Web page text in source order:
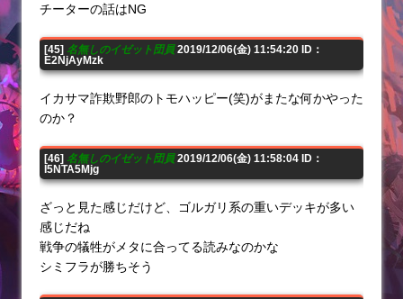
チーターの話はNG
[45] 名無しのイゼット団員2019/12/06(金) 11:54:20 ID：
E2NjAyMzk
イカサマ詐欺野郎のトモハッピー(笑)がまたな何かやった
のか？
[46] 名無しのイゼット団員2019/12/06(金) 11:58:04 ID：
I5NTA5Mjg
ざっと見た感じだけど、ゴルガリ系の重いデッキが多い
感じだね
戦争の犠牲がメタに合ってる読みなのかな
シミフラが勝ちそう